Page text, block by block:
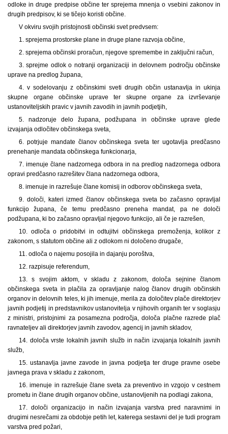
odloke in druge predpise občine ter sprejema mnenja o vsebini zakonov in
drugih predpisov, ki se tičejo koristi občine.
V okviru svojih pristojnosti občinski svet predvsem:
1. sprejema prostorske plane in druge plane razvoja občine,
2. sprejema občinski proračun, njegove spremembe in zaključni račun,
3. sprejme odlok o notranji organizaciji in delovnem področju občinske
uprave na predlog župana,
4. v sodelovanju z občinskimi sveti drugih občin ustanavlja in ukinja
skupne organe občinske uprave ter skupne organe za izvrševanje
ustanoviteljskih pravic v javnih zavodih in javnih podjetjih,
5. nadzoruje delo župana, podžupana in občinske uprave glede
izvajanja odločitev občinskega sveta,
6. potrjuje mandate članov občinskega sveta ter ugotavlja predčasno
prenehanje mandata občinskega funkcionarja,
7. imenuje člane nadzornega odbora in na predlog nadzornega odbora
opravi predčasno razrešitev člana nadzornega odbora,
8. imenuje in razrešuje člane komisij in odborov občinskega sveta,
9. določi, kateri izmed članov občinskega sveta bo začasno opravljal
funkcijo župana, če temu predčasno preneha mandat, pa ne določi
podžupana, ki bo začasno opravljal njegovo funkcijo, ali če je razrešen,
10. odloča o pridobitvi in odtujitvi občinskega premoženja, kolikor z
zakonom, s statutom občine ali z odlokom ni določeno drugače,
11. odloča o najemu posojila in dajanju poroštva,
12. razpisuje referendum,
13. s svojim aktom, v skladu z zakonom, določa sejnine članom
občinskega sveta in plačila za opravljanje nalog članov drugih občinskih
organov in delovnih teles, ki jih imenuje, merila za določitev plače direktorjev
javnih podjetij in predstavnikov ustanovitelja v njihovih organih ter v soglasju
z ministri, pristojnimi za posamezna področja, določa plačne razrede plač
ravnateljev ali direktorjev javnih zavodov, agencij in javnih skladov,
14. določa vrste lokalnih javnih služb in način izvajanja lokalnih javnih
služb,
15. ustanavlja javne zavode in javna podjetja ter druge pravne osebe
javnega prava v skladu z zakonom,
16. imenuje in razrešuje člane sveta za preventivo in vzgojo v cestnem
prometu in člane drugih organov občine, ustanovljenih na podlagi zakona,
17. določi organizacijo in način izvajanja varstva pred naravnimi in
drugimi nesrečami za obdobje petih let, katerega sestavni del je tudi program
varstva pred požari,